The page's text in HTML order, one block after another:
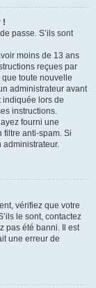
!
passe. S’ils sont
moins de 13 ans
reçues par
toute nouvelle
administrateur avant
indiquée lors de
instructions.
fourni une
filtre anti-spam. Si
administrateur.
vérifiez que votre
le sont, contactez
pas été banni. Il est
une erreur de